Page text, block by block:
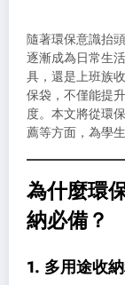
隨著環保意識抬
逐漸成為日常生
具，還是上班族
保袋，不僅能提
度。本文將從環
薦等方面，為學
為什麼環
納必備？
1. 多用途收